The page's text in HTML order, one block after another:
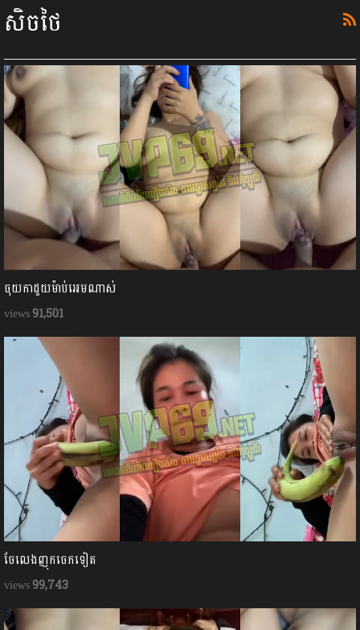
សិចថៃ
ចុយកាដួយម៉ាប់អេមណាស់
91,501
ចែលេងញុកចេកទៀត
99,743